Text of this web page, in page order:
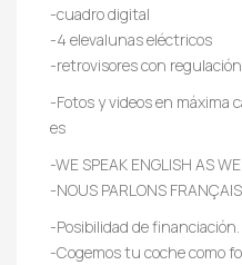
-cuadro digital
-4 elevalunas eléctricos
-retrovisores con
-Fotos y videos en máxima
es
-WE SPEAK ENGLISH AS
-NOUS PARLONS FRANÇAIS
-Posibilidad de financiación.
-Cogemos tu coche como